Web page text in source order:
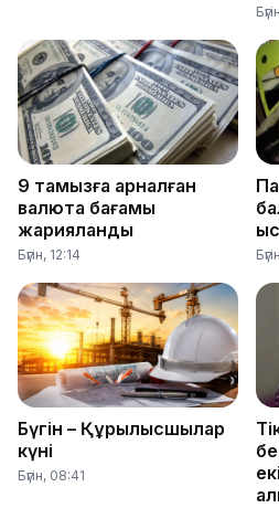
9 тамызға арналған
валюта бағамы
жарияланды
Бүгін, 12:14
Бүгін – Құрылысшылар
күні
Бүгін, 08:41